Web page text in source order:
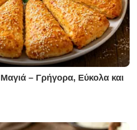
– Γρήγορα, Εύκολα και